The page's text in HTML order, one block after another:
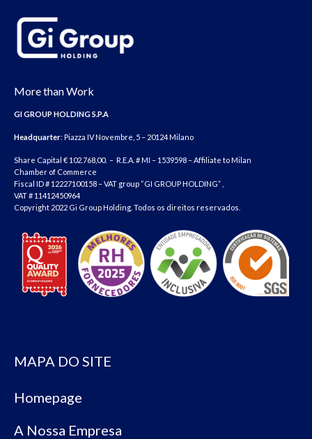
More than Work
GI GROUP HOLDING S.P.A
Headquarter: Piazza IV Novembre, 5 – 20124 Milano
Share Capital € 102.768,00. – R.E.A. # MI – 1539598 – Affiliate to Milan
Chamber of Commerce
Fiscal ID # 12227100158 – VAT group “GI GROUP HOLDING” ,
VAT # 11412450964
Copyright 2022 Gi Group Holding. Todos os direitos reservados.
MAPA DO SITE
Homepage
A Nossa Empresa